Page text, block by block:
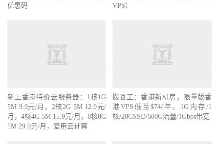
优惠码
VPS）
新上香港特价云服务器：1核1G
5M 9.9元/月，2核2G 5M 12.9元/
月，4核4G 5M 15.9元/月，8核8G
5M 29.9元/月，爱用云计算
搬瓦工：香港新机房，限量版香
港VPS低至$74/年，1G内存/1
核/20GSSD/500G流量/1Gbps带宽